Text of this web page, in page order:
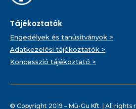
Tájékoztatók
Engedélyek és tanúsítványok >
Adatkezelési tájékoztatók >
Koncesszió tájékoztató >
© Copyright 2019 – Mü-Gu Kft. | All rights